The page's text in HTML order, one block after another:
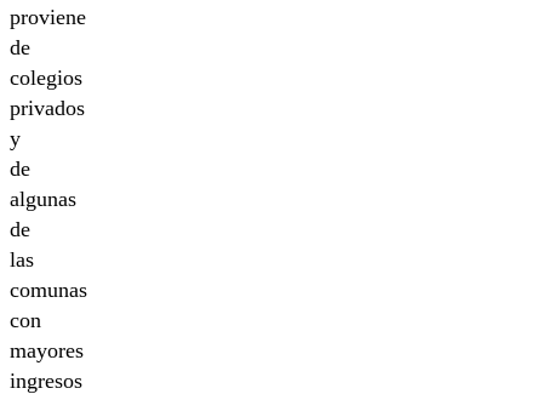
proviene
de
colegios
privados
y
de
algunas
de
las
comunas
con
mayores
ingresos